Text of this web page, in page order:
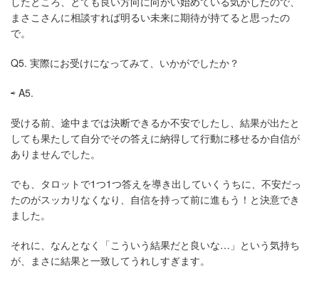
まさこさんに相談すれば明るい未来に期待が持てると思ったの
で。
Q5. 実際にお受けになってみて、いかがでしたか？
⇨ A5.
受ける前、途中までは決断できるか不安でしたし、結果が出たと
しても果たして自分でその答えに納得して行動に移せるか自信が
ありませんでした。
でも、タロットで1つ1つ答えを導き出していくうちに、不安だっ
たのがスッカリなくなり、自信を持って前に進もう！と決意でき
ました。
それに、なんとなく「こういう結果だと良いな…」という気持ち
が、まさに結果と一致してうれしすぎます。